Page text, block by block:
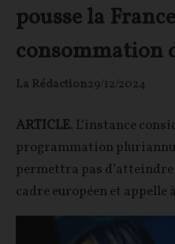
pousse la
consommation
La Rédaction29/12/2024
ARTICLE. L’instance
programmation
permettra pas
cadre européen et